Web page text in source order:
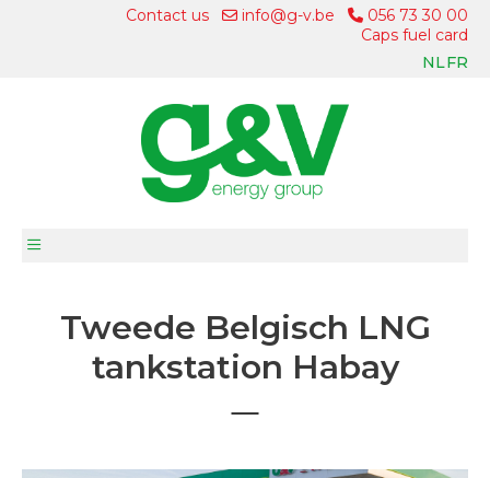
Contact us info@g-v.be
056 73 30 00
Caps fuel card
NLFR
Tweede Belgisch LNG
tankstation Habay